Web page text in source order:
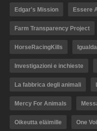
Edgar's Mission Essere
Farm Transparency Project
HorseRacingKills
Investigazioni e inchieste
La fabbrica degli animali
Mercy For Animals
Oikeutta eläimille One